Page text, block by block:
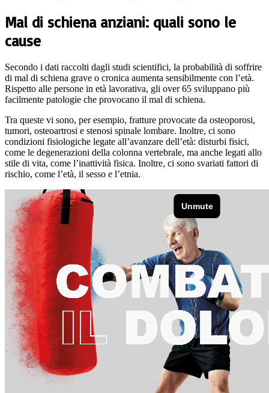
Mal di schiena anziani: quali sono le
cause
Secondo i dati raccolti dagli studi scientifici, la probabilità di soffrire
di mal di schiena grave o cronica aumenta sensibilmente con l’età.
Rispetto alle persone in età lavorativa, gli over 65 sviluppano più
facilmente patologie che provocano il mal di schiena.
Tra queste vi sono, per esempio, fratture provocate da osteoporosi,
tumori, osteoartrosi e stenosi spinale lombare. Inoltre, ci sono
condizioni fisiologiche legate all’avanzare dell’età: disturbi fisici,
come le degenerazioni della colonna vertebrale, ma anche legati allo
stile di vita, come l’inattività fisica. Inoltre, ci sono svariati fattori di
rischio, come l’età, il sesso e l’etnia.